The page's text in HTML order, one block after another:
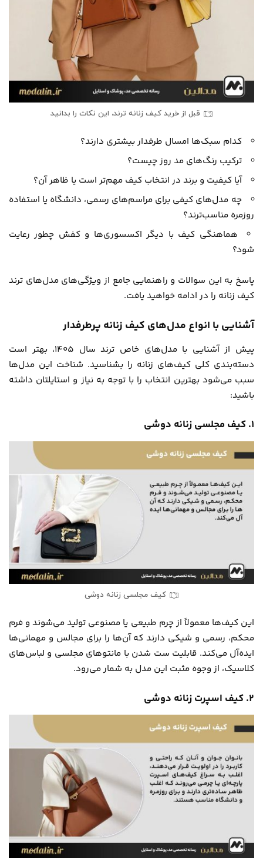
قبل از خرید کیف زنانه ترند، این نکات را بدانید
کدام سبک‌ها امسال طرفدار بیشتری دارند؟
ترکیب رنگ‌های مد روز چیست؟
آیا کیفیت و برند در انتخاب کیف مهم‌تر است یا ظاهر آن؟
چه مدل‌های کیفی برای مراسم‌های رسمی، دانشگاه یا استفاده
روزمره مناسب‌‌ترند؟
هماهنگی کیف با دیگر اکسسوری‌ها و کفش چطور رعایت
شود؟
پاسخ به این سوالات و راهنمایی جامع از ویژگی‌های مدل‌های ترند
کیف زنانه را در ادامه خواهید یافت.
آشنایی با انواع مدل‌های کیف زنانه پرطرفدار
پیش از آشنایی با مدل‌های خاص ترند سال 1405، بهتر است
دسته‌بندی کلی کیف‌های زنانه را بشناسید. شناخت این مدل‌ها
سبب می‌شود بهترین انتخاب را با توجه به نیاز و استایلتان داشته
باشید:
۱. کیف مجلسی زنانه دوشی
کیف مجلسی زنانه دوشی
این کیف‌ها معمولاً از چرم طبیعی یا مصنوعی تولید می‌شوند و فرم
محکم، رسمی و شیکی دارند که آن‌ها را برای مجالس و مهمانی‌ها
ایده‌آل می‌کند. قابلیت ست شدن با مانتوهای مجلسی و لباس‌های
کلاسیک، از وجوه مثبت این مدل به شمار می‌رود.
۲. کیف اسپرت زنانه دوشی